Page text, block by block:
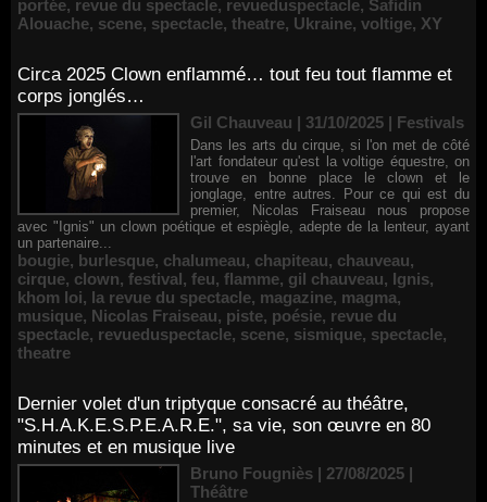
portée, revue du spectacle, revueduspectacle, Safidin
Alouache, scene, spectacle, theatre, Ukraine, voltige, XY
Circa 2025 Clown enflammé… tout feu tout flamme et
corps jonglés…
Gil Chauveau | 31/10/2025 | Festivals
Dans les arts du cirque, si l'on met de côté
l'art fondateur qu'est la voltige équestre, on
trouve en bonne place le clown et le
jonglage, entre autres. Pour ce qui est du
premier, Nicolas Fraiseau nous propose
avec "Ignis" un clown poétique et espiègle, adepte de la lenteur, ayant
un partenaire...
bougie, burlesque, chalumeau, chapiteau, chauveau,
cirque, clown, festival, feu, flamme, gil chauveau, Ignis,
khom loi, la revue du spectacle, magazine, magma,
musique, Nicolas Fraiseau, piste, poésie, revue du
spectacle, revueduspectacle, scene, sismique, spectacle,
theatre
Dernier volet d'un triptyque consacré au théâtre,
"S.H.A.K.E.S.P.E.A.R.E.", sa vie, son œuvre en 80
minutes et en musique live
Bruno Fougniès | 27/08/2025 |
Théâtre